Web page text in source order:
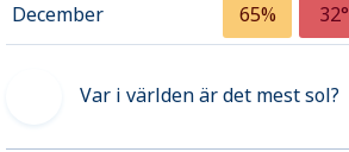
December 65% 32°
Var i världen är det mest sol?